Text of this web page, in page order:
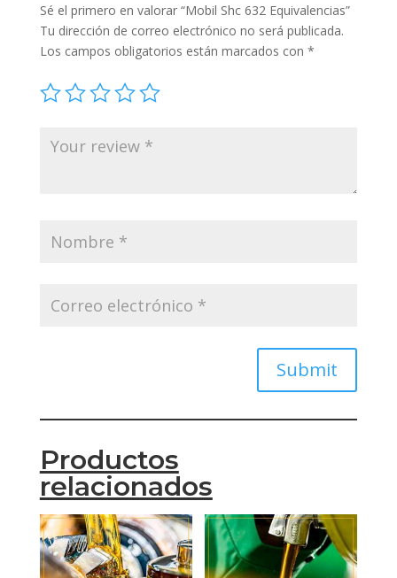
Sé el primero en valorar “Mobil Shc 632 Equivalencias”
Tu dirección de correo electrónico no será publicada.
Los campos obligatorios están marcados con *
Submit
Productos
relacionados